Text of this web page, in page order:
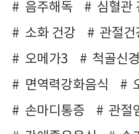
음주해독
심혈관
소화 건강
관절건
오메가3
척골신
면역력강화음식
손마디통증
관절